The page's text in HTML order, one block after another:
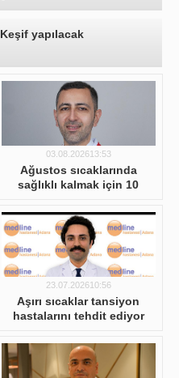
Keşif yapılacak
03.08.202613:53
Ağustos sıcaklarında
sağlıklı kalmak için 10
23.07.202610:56
Aşırı sıcaklar tansiyon
hastalarını tehdit ediyor